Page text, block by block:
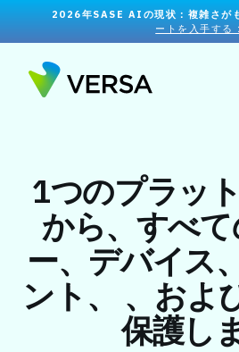
2026年SASE AIの現状：複雑さが
ートを入手する
1つのプラッ
から、すべ
ー、デバイス
ント、
、およ
保護し